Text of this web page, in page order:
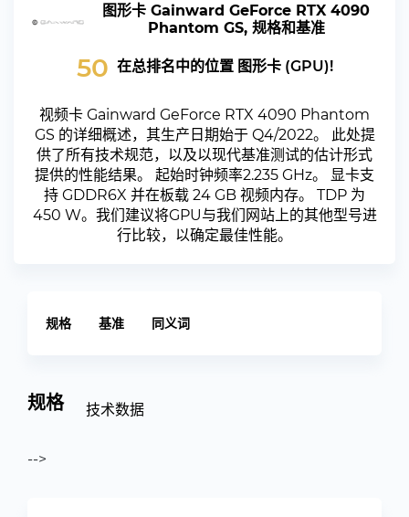
图形卡 Gainward GeForce RTX 4090
Phantom GS, 规格和基准
50 在总排名中的位置 图形卡 (GPU)!
视频卡 Gainward GeForce RTX 4090 Phantom
GS 的详细概述，其生产日期始于 Q4/2022。 此处提
供了所有技术规范，以及以现代基准测试的估计形式
提供的性能结果。 起始时钟频率2.235 GHz。 显卡支
持 GDDR6X 并在板载 24 GB 视频内存。 TDP 为
450 W。我们建议将GPU与我们网站上的其他型号进
行比较，以确定最佳性能。
规格 基准 同义词
规格 技术数据
-->